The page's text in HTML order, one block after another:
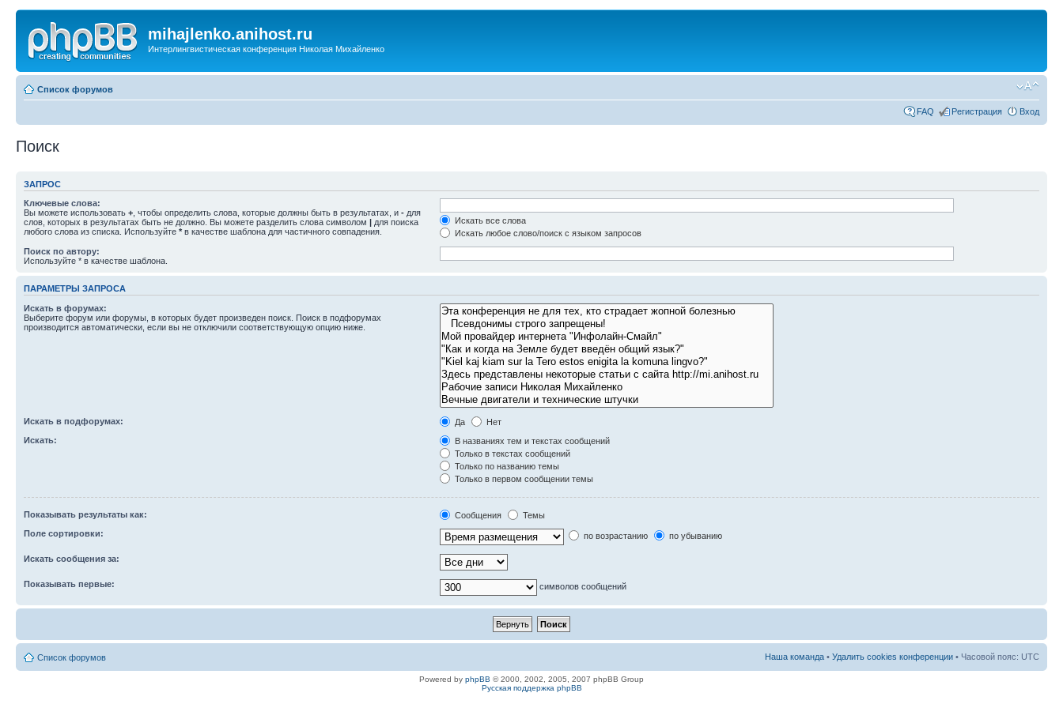
mihajlenko.anihost.ru
Интерлингвистическая конференция Николая Михайленко
Список форумов
FAQ Регистрация Вход
Поиск
ЗАПРОС
Ключевые слова:
Вы можете использовать + , чтобы определить слова, которые должны быть в результатах, и - для
слов, которых в результатах быть не должно. Вы можете разделить слова символом | для поиска
любого слова из списка. Используйте * в качестве шаблона для частичного совпадения.
Искать все слова
Искать любое слово/поиск с языком запросов
Поиск по автору:
Используйте * в качестве шаблона.
ПАРАМЕТРЫ ЗАПРОСА
Искать в форумах:
Выберите форум или форумы, в которых будет произведен поиск. Поиск в подфорумах
производится автоматически, если вы не отключили соответствующую опцию ниже.
Искать в подфорумах: Да
Нет
Искать:
В названиях тем и текстах сообщений
Только в текстах сообщений
Только по названию темы
Только в первом сообщении темы
Показывать результаты как: Сообщения
Темы
Поле сортировки:
по возрастанию по убыванию
Искать сообщения за:
Показывать первые: символов сообщений
Список форумов Наша команда • Удалить cookies конференции • Часовой пояс: UTC
Powered by phpBB © 2000, 2002, 2005, 2007 phpBB Group
Русская поддержка phpBB